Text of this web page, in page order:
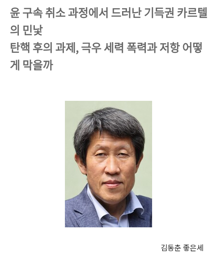
윤 구속 취소 과정에서 드러난 기득권 카르텔
의 민낯
탄핵 후의 과제, 극우 세력 폭력과 저항 어떻
게 막을까
김동춘 좋은세